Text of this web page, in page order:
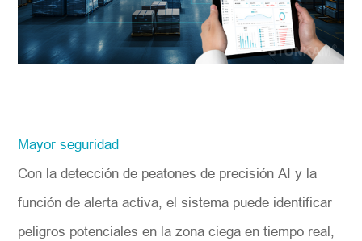
Mayor seguridad
Con la detección de peatones de precisión AI y la
función de alerta activa, el sistema puede identificar
peligros potenciales en la zona ciega en tiempo real,